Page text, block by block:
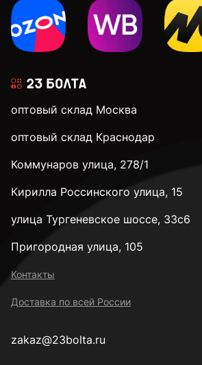
оптовый склад Москва
оптовый склад Краснодар
Коммунаров улица, 278/1
Кирилла Россинского улица, 15
улица Тургеневское шоссе, 33с6
Пригородная улица, 105
Контакты
Доставка по всей России
zakaz@23bolta.ru